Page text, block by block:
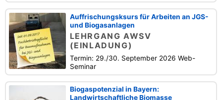
Auffrischungsksurs für Arbeiten an JGS-
und Biogasanlagen
LEHRGANG AWSV
(EINLADUNG)
Termin: 29./30. September 2026 Web-
Seminar
Biogaspotenzial in Bayern:
Landwirtschaftliche Biomasse